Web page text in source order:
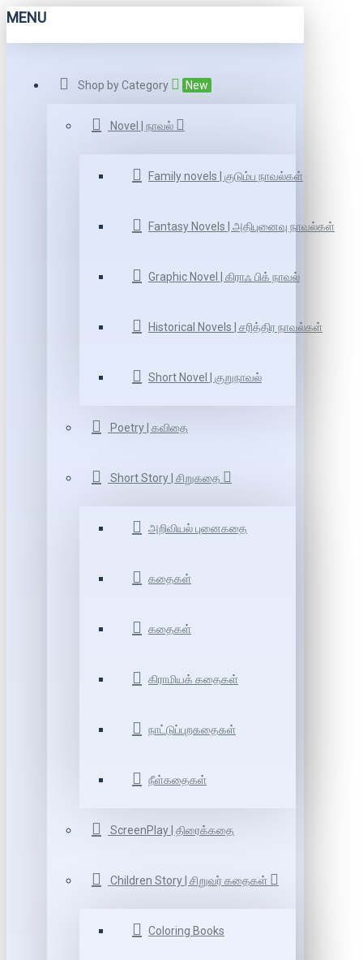
MENU
Shop by Category New
Novel | நாவல்
Family novels | குடும்ப நாவல்கள்
Fantasy Novels | அதிபுனைவு நாவல்கள்
Graphic Novel | கிராஃ பிக் நாவல்
Historical Novels | சரித்திர நாவல்கள்
Short Novel | குறுநாவல்
Poetry | கவிதை
Short Story | சிறுகதை
அறிவியல் புனைகதை
கதைகள்
கதைகள்
கிராமியக் கதைகள்
நாட்டுப்புறகதைகள்
நீள்கதைகள்
ScreenPlay | திரைக்கதை
Children Story | சிறுவர் கதைகள்
Coloring Books